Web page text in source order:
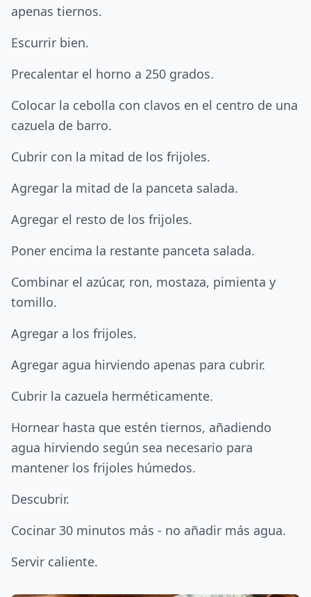
apenas tiernos.
Escurrir bien.
Precalentar el horno a 250 grados.
Colocar la cebolla con clavos en el centro de una
cazuela de barro.
Cubrir con la mitad de los frijoles.
Agregar la mitad de la panceta salada.
Agregar el resto de los frijoles.
Poner encima la restante panceta salada.
Combinar el azúcar, ron, mostaza, pimienta y
tomillo.
Agregar a los frijoles.
Agregar agua hirviendo apenas para cubrir.
Cubrir la cazuela herméticamente.
Hornear hasta que estén tiernos, añadiendo
agua hirviendo según sea necesario para
mantener los frijoles húmedos.
Descubrir.
Cocinar 30 minutos más - no añadir más agua.
Servir caliente.